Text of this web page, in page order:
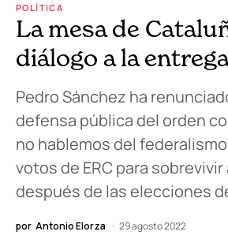
POLÍTICA
La mesa de
diálogo a la
Pedro Sánchez ha
defensa pública del orden
no hablemos del
votos de ERC para
después de las elecciones
por Antonio Elorza 29 agosto 2022